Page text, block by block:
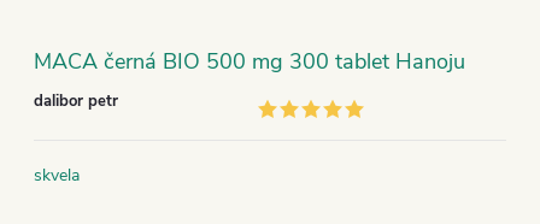
MACA černá BIO 500 mg 300 tablet Hanoju
dalibor petr
skvela